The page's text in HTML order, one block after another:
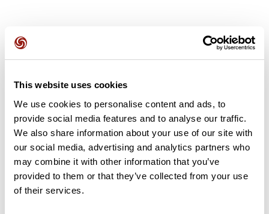
This website uses cookies
We use cookies to personalise content and ads, to
provide social media features and to analyse our traffic.
We also share information about your use of our site with
our social media, advertising and analytics partners who
may combine it with other information that you’ve
provided to them or that they’ve collected from your use
of their services.
Avis des utilisateurs
Soyez le premier à ajouter un avis !
Ajouter un avis
Résumé